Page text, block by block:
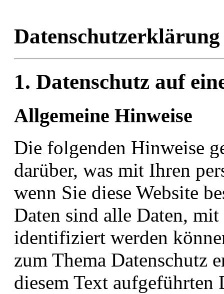
Datenschutz­erklärung
1. Datenschutz auf
Allgemeine Hinweise
Die folgenden Hinweise
darüber, was mit Ihren
wenn Sie diese Website
Daten sind alle Daten,
identifiziert werden
zum Thema Datenschutz
diesem Text aufgeführten